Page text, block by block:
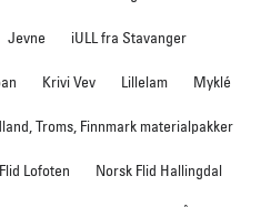
Jevne iULL fra Stavanger
Krivi Vev Lillelam Myklé
Troms, Finnmark materialpakker
Lofoten Norsk Flid Hallingdal